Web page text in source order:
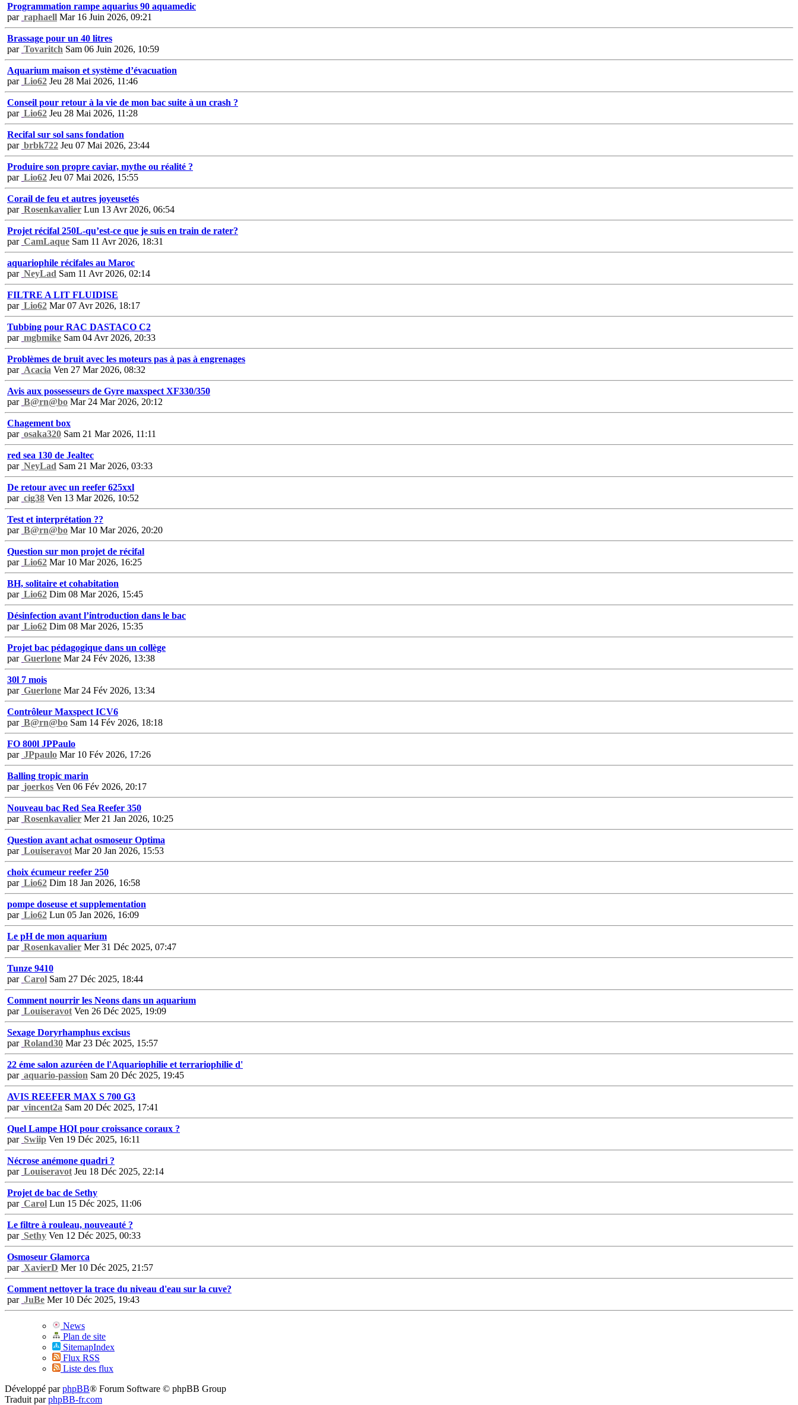
Programmation rampe aquarius 90 aquamedic
par raphaell Mar 16 Juin 2026, 09:21
Brassage pour un 40 litres
par Tovaritch Sam 06 Juin 2026, 10:59
Aquarium maison et système d’évacuation
par Lio62 Jeu 28 Mai 2026, 11:46
Conseil pour retour à la vie de mon bac suite à un crash ?
par Lio62 Jeu 28 Mai 2026, 11:28
Recifal sur sol sans fondation
par brbk722 Jeu 07 Mai 2026, 23:44
Produire son propre caviar, mythe ou réalité ?
par Lio62 Jeu 07 Mai 2026, 15:55
Corail de feu et autres joyeusetés
par Rosenkavalier Lun 13 Avr 2026, 06:54
Projet récifal 250L-qu’est-ce que je suis en train de rater?
par CamLaque Sam 11 Avr 2026, 18:31
aquariophile récifales au Maroc
par NeyLad Sam 11 Avr 2026, 02:14
FILTRE A LIT FLUIDISE
par Lio62 Mar 07 Avr 2026, 18:17
Tubbing pour RAC DASTACO C2
par mgbmike Sam 04 Avr 2026, 20:33
Problèmes de bruit avec les moteurs pas à pas à engrenages
par Acacia Ven 27 Mar 2026, 08:32
Avis aux possesseurs de Gyre maxspect XF330/350
par B@rn@bo Mar 24 Mar 2026, 20:12
Chagement box
par osaka320 Sam 21 Mar 2026, 11:11
red sea 130 de Jealtec
par NeyLad Sam 21 Mar 2026, 03:33
De retour avec un reefer 625xxl
par cig38 Ven 13 Mar 2026, 10:52
Test et interprétation ??
par B@rn@bo Mar 10 Mar 2026, 20:20
Question sur mon projet de récifal
par Lio62 Mar 10 Mar 2026, 16:25
BH, solitaire et cohabitation
par Lio62 Dim 08 Mar 2026, 15:45
Désinfection avant l’introduction dans le bac
par Lio62 Dim 08 Mar 2026, 15:35
Projet bac pédagogique dans un collège
par Guerlone Mar 24 Fév 2026, 13:38
30l 7 mois
par Guerlone Mar 24 Fév 2026, 13:34
Contrôleur Maxspect ICV6
par B@rn@bo Sam 14 Fév 2026, 18:18
FO 800l JPPaulo
par JPpaulo Mar 10 Fév 2026, 17:26
Balling tropic marin
par joerkos Ven 06 Fév 2026, 20:17
Nouveau bac Red Sea Reefer 350
par Rosenkavalier Mer 21 Jan 2026, 10:25
Question avant achat osmoseur Optima
par Louiseravot Mar 20 Jan 2026, 15:53
choix écumeur reefer 250
par Lio62 Dim 18 Jan 2026, 16:58
pompe doseuse et supplementation
par Lio62 Lun 05 Jan 2026, 16:09
Le pH de mon aquarium
par Rosenkavalier Mer 31 Déc 2025, 07:47
Tunze 9410
par Carol Sam 27 Déc 2025, 18:44
Comment nourrir les Neons dans un aquarium
par Louiseravot Ven 26 Déc 2025, 19:09
Sexage Doryrhamphus excisus
par Roland30 Mar 23 Déc 2025, 15:57
22 éme salon azuréen de l'Aquariophilie et terrariophilie d'
par aquario-passion Sam 20 Déc 2025, 19:45
AVIS REEFER MAX S 700 G3
par vincent2a Sam 20 Déc 2025, 17:41
Quel Lampe HQI pour croissance coraux ?
par Swiip Ven 19 Déc 2025, 16:11
Nécrose anémone quadri ?
par Louiseravot Jeu 18 Déc 2025, 22:14
Projet de bac de Sethy
par Carol Lun 15 Déc 2025, 11:06
Le filtre à rouleau, nouveauté ?
par Sethy Ven 12 Déc 2025, 00:33
Osmoseur Glamorca
par XavierD Mer 10 Déc 2025, 21:57
Comment nettoyer la trace du niveau d'eau sur la cuve?
par JuBe Mer 10 Déc 2025, 19:43
News
Plan de site
SitemapIndex
Flux RSS
Liste des flux
Développé parphpBB® Forum Software © phpBB Group
Traduit parphpBB-fr.com